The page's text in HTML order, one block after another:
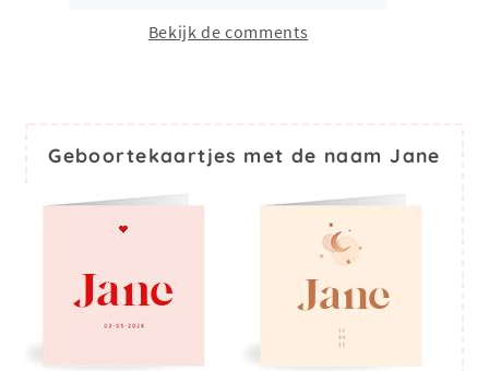
Bekijk de comments
Geboortekaartjes met de naam Jane